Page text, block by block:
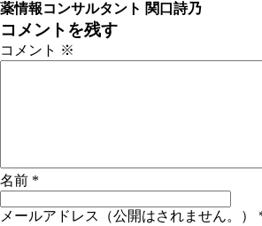
薬情報コンサルタント 関口詩乃
コメントを残す
コメント ※
名前 *
メールアドレス（公開はされません。）